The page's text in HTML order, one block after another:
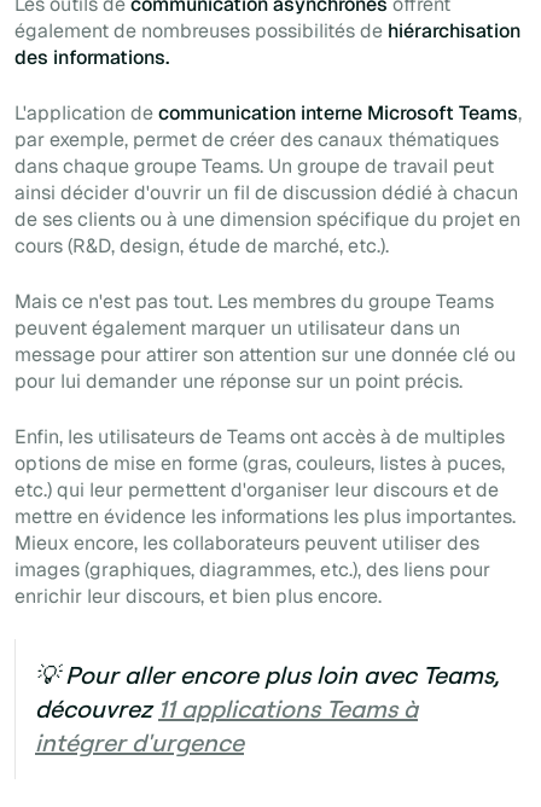
également de nombreuses possibilités de hiérarchisation
des informations.
L'application decommunication interne Microsoft Teams,
par exemple, permet de créer des canaux thématiques
dans chaque groupe Teams. Un groupe de travail peut
ainsi décider d'ouvrir un fil de discussion dédié à chacun
de ses clients ou à une dimension spécifique du projet en
cours (R&D, design, étude de marché, etc.).
Mais ce n'est pas tout. Les membres du groupe Teams
peuvent également marquer un utilisateur dans un
message pour attirer son attention sur une donnée clé ou
pour lui demander une réponse sur un point précis.
Enfin, les utilisateurs de Teams ont accès à de multiples
options de mise en forme (gras, couleurs, listes à puces,
etc.) qui leur permettent d'organiser leur discours et de
mettre en évidence les informations les plus importantes.
Mieux encore, les collaborateurs peuvent utiliser des
images (graphiques, diagrammes, etc.), des liens pour
enrichir leur discours, et bien plus encore.
💡 Pour aller encore plus loin avec Teams,
découvrez 11 applications Teams à
intégrer d'urgence